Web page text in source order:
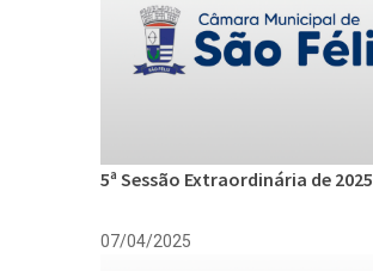
5ª Sessão Extraordinária de 2025
07/04/2025